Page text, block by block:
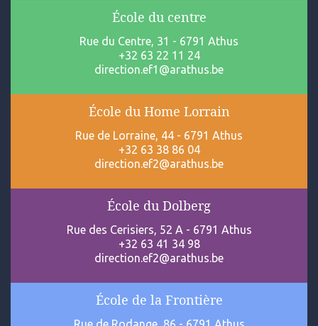
École du centre
Rue du Centre, 31 - 6791 Athus
+32 63 22 11 24
direction.ef1@arathus.be
École du Home Lorrain
Rue de Lorraine, 44 - 6791 Athus
+32 63 38 86 04
direction.ef2@arathus.be
École du Dolberg
Rue des Cerisiers, 52 A - 6791 Athus
+32 63 41 34 98
direction.ef2@arathus.be
École de la Frontière